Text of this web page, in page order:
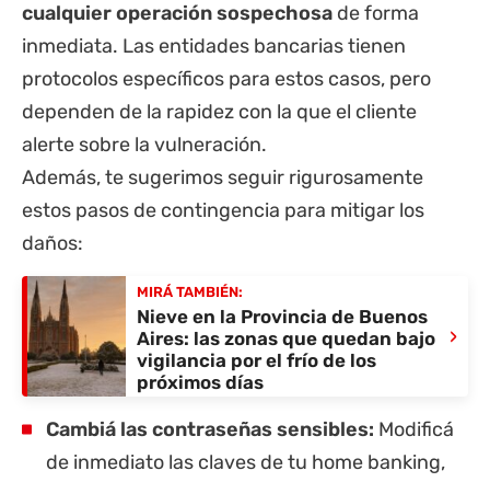
cualquier operación sospechosa de forma
inmediata. Las entidades bancarias tienen
protocolos específicos para estos casos, pero
dependen de la rapidez con la que el cliente
alerte sobre la vulneración.
Además, te sugerimos seguir rigurosamente
estos pasos de contingencia para mitigar los
daños:
MIRÁ TAMBIÉN:
Nieve en la Provincia de Buenos
Aires: las zonas que quedan bajo
vigilancia por el frío de los
próximos días
›
Cambiá las contraseñas sensibles: Modificá
de inmediato las claves de tu home banking,